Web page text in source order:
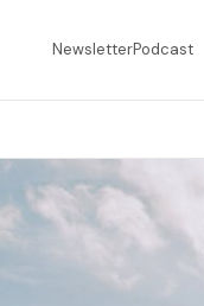
NewsletterPodcast